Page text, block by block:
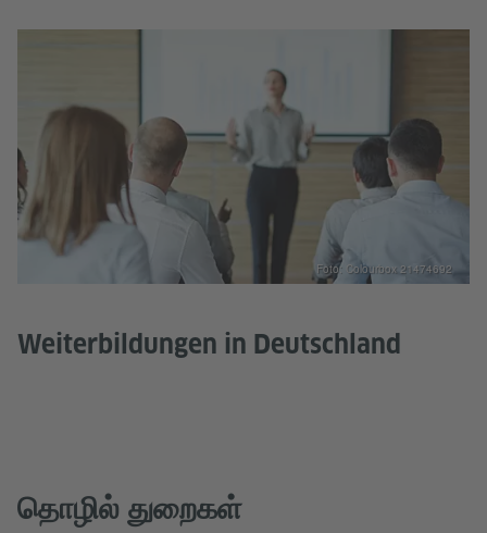
Weiterbildungen in Deutschland
Foto: Colourbox 21474692
தொழில் துறைகள்